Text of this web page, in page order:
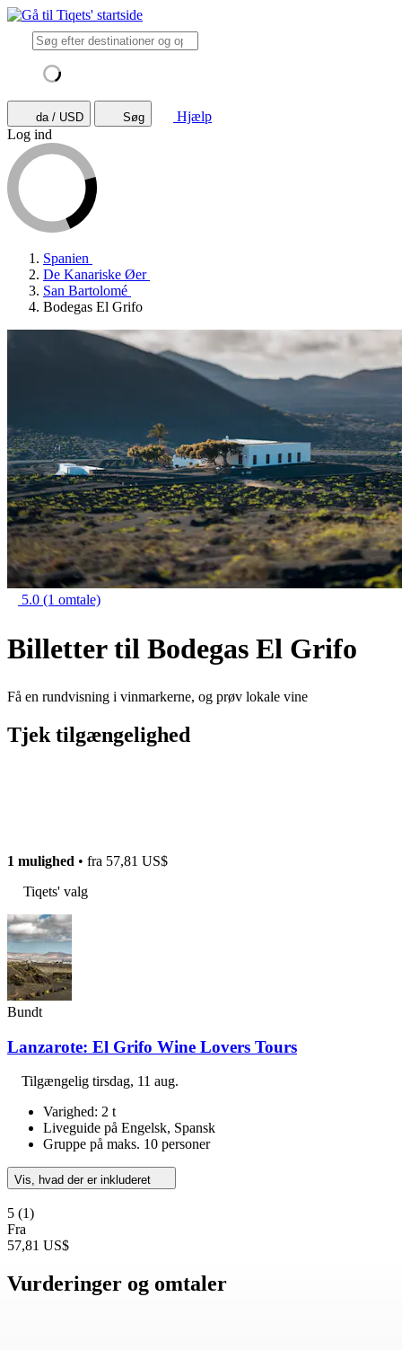
da / USD Søg
Hjælp
Log ind
Spanien
De Kanariske Øer
San Bartolomé
Bodegas El Grifo
5.0 (1 omtale)
Billetter til Bodegas El Grifo
Få en rundvisning i vinmarkerne, og prøv lokale vine
Tjek tilgængelighed
1 mulighed • fra 57,81 US$
Tiqets' valg
Bundt
Lanzarote: El Grifo Wine Lovers Tours
Tilgængelig tirsdag, 11 aug.
Varighed: 2 t
Liveguide på Engelsk, Spansk
Gruppe på maks. 10 personer
Vis, hvad der er inkluderet
5 (1)
Fra
57,81 US$
Vurderinger og omtaler